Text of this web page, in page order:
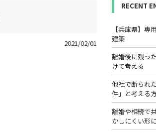
2021/02/01
RECENT
【兵庫県】
建築
離婚後に残っ
けて考える
他社で断られ
件」と考える
離婚や相続で
かしにくい形